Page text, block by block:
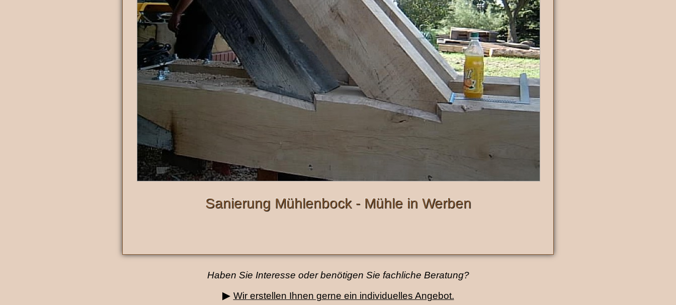
Sanierung Mühlenbock - Mühle in Werben
Haben Sie Interesse oder benötigen Sie fachliche Beratung?
▶ Wir erstellen Ihnen gerne ein individuelles Angebot.